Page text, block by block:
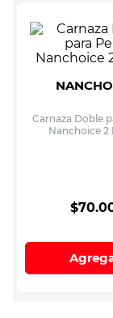
Carnaza Doble
Nanchoice 2
$70.